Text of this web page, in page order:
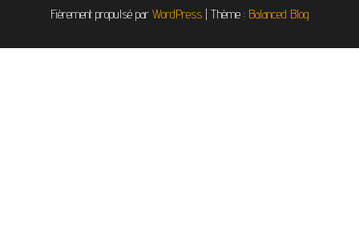
Fièrement propulsé par WordPress | Thème : Balanced Blog